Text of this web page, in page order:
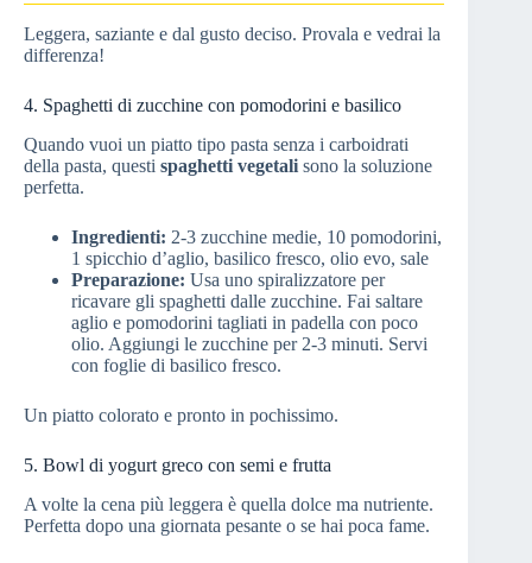
Leggera, saziante e dal gusto deciso. Provala e vedrai la
differenza!
4. Spaghetti di zucchine con pomodorini e basilico
Quando vuoi un piatto tipo pasta senza i carboidrati
della pasta, questi spaghetti vegetali sono la soluzione
perfetta.
Ingredienti: 2-3 zucchine medie, 10 pomodorini,
1 spicchio d’aglio, basilico fresco, olio evo, sale
Preparazione: Usa uno spiralizzatore per
ricavare gli spaghetti dalle zucchine. Fai saltare
aglio e pomodorini tagliati in padella con poco
olio. Aggiungi le zucchine per 2-3 minuti. Servi
con foglie di basilico fresco.
Un piatto colorato e pronto in pochissimo.
5. Bowl di yogurt greco con semi e frutta
A volte la cena più leggera è quella dolce ma nutriente.
Perfetta dopo una giornata pesante o se hai poca fame.